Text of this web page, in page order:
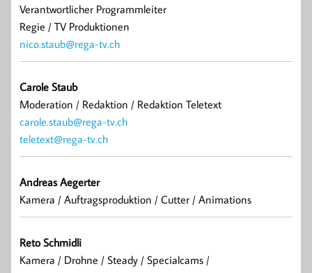
Verantwortlicher Programmleiter
Regie / TV Produktionen
nico.staub@rega-tv.ch
Carole Staub
Moderation / Redaktion / Redaktion Teletext
carole.staub@rega-tv.ch
teletext@rega-tv.ch
Andreas Aegerter
Kamera / Auftragsproduktion / Cutter / Animations
Reto Schmidli
Kamera / Drohne / Steady / Specialcams /